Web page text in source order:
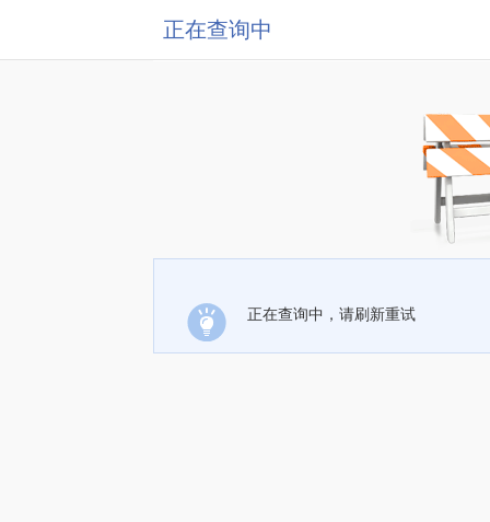
正在查询中
正在查询中，请刷新重试